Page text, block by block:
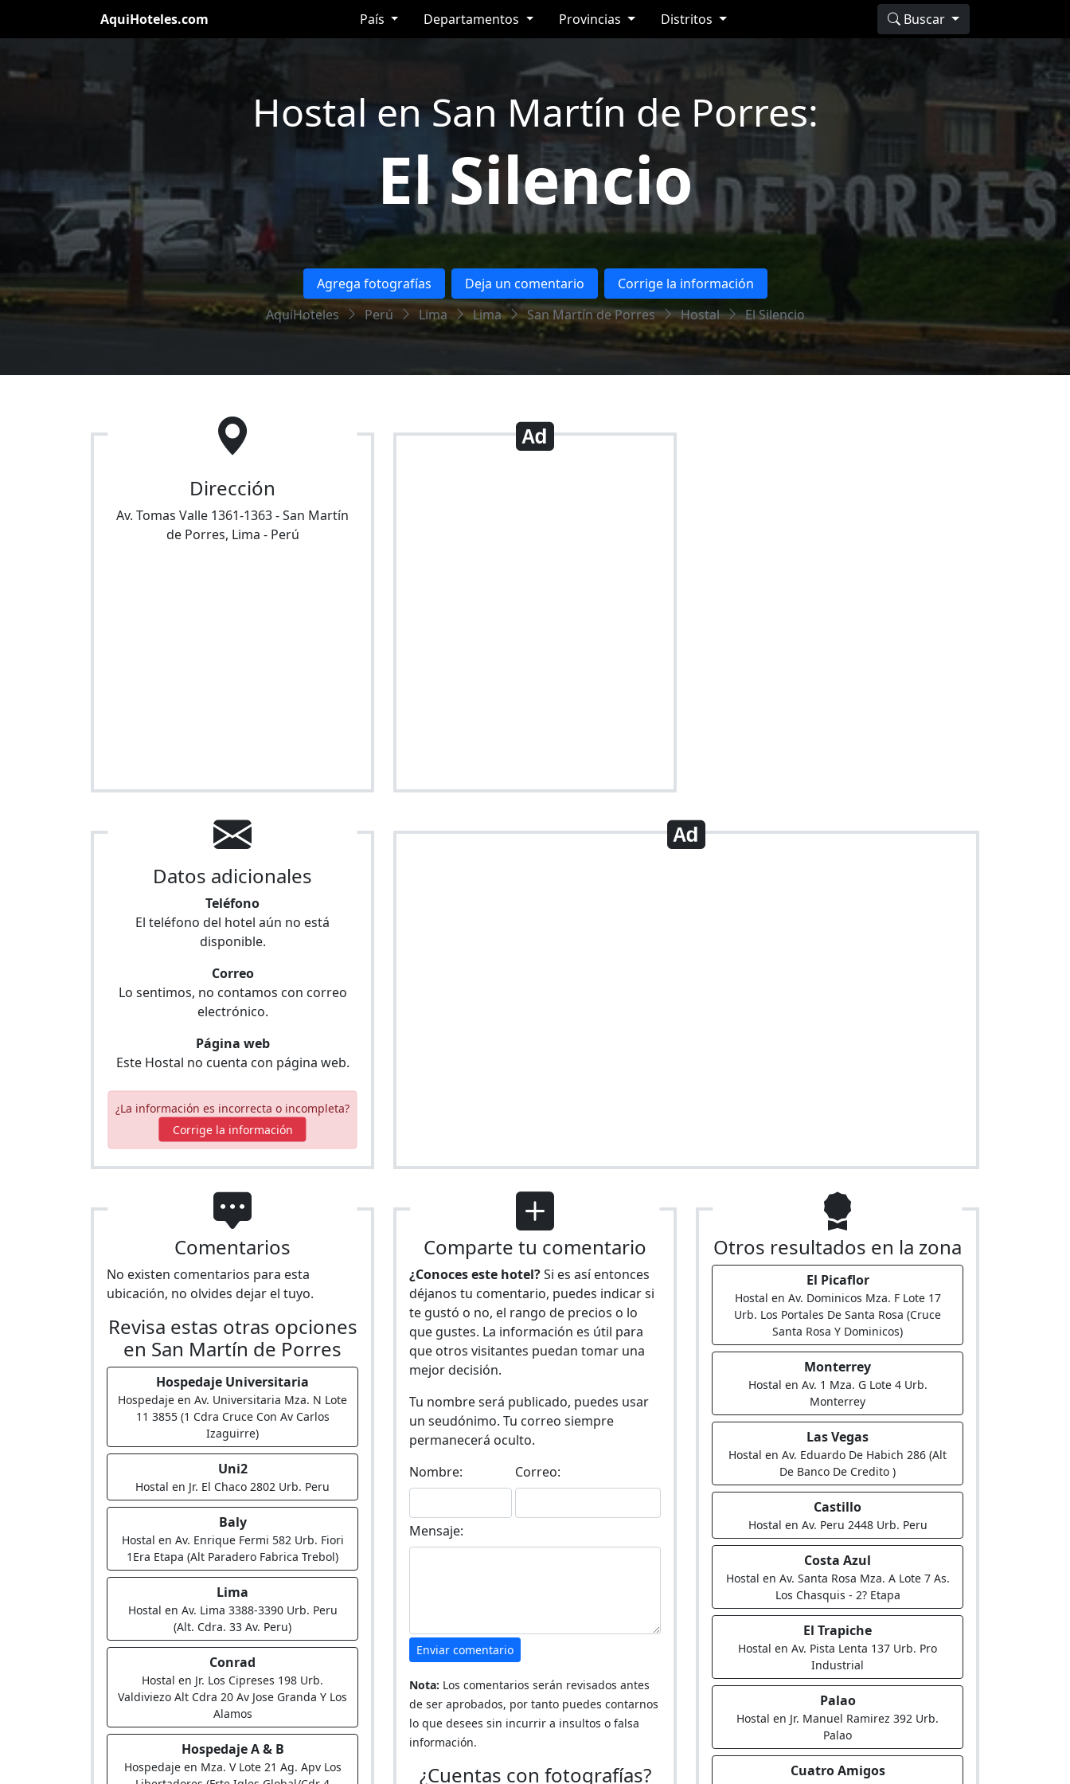
AquiHoteles.com País Departamentos Provincias Distritos Buscar
Hostal en San Martín de Porres:
El Silencio
Agrega fotografías Deja un comentario
Corrige la información
AquiHoteles
Perú Lima Lima San Martín de Porres Hostal El Silencio
Dirección
Av. Tomas Valle 1361-1363-San Martín
de Porres, Lima - Perú
Datos adicionales
Teléfono
El teléfono del hotel aún no está
disponible.
Correo
Lo sentimos, no contamos con correo
electrónico.
Página web
Este Hostal no cuenta con página web.
¿La información es incorrecta o incompleta?
Corrige la información
Comentarios
No existen comentarios para esta
ubicación, no olvides dejar el tuyo.
Revisa estas otras opciones
en San Martín de Porres
Hospedaje Universitaria
Hospedaje en Av. Universitaria Mza. N Lote
11 3855 (1 Cdra Cruce Con Av Carlos
Izaguirre)
Uni2
Hostal en Jr. El Chaco 2802 Urb. Peru
Baly
Hostal en Av. Enrique Fermi 582 Urb. Fiori
1Era Etapa (Alt Paradero Fabrica Trebol)
Lima
Hostal en Av. Lima 3388-3390 Urb. Peru
(Alt. Cdra. 33 Av. Peru)
Conrad
Hostal en Jr. Los Cipreses 198 Urb.
Valdiviezo Alt Cdra 20 Av Jose Granda Y Los
Alamos
Hospedaje A & B
Hospedaje en Mza. V Lote 21 Ag. Apv Los
Comparte tu comentario
¿Conoces este hotel?Si es así entonces
déjanos tu comentario, puedes indicar si
te gustó o no, el rango de precios o lo
que gustes. La información es útil para
que otros visitantes puedan tomar una
mejor decisión.
Tu nombre será publicado, puedes usar
un seudónimo. Tu correo siempre
permanecerá oculto.
Nombre:
Correo:
Mensaje:
Enviar comentario
Nota: Los comentarios serán revisados antes
de ser aprobados, por tanto puedes contarnos
lo que desees sin incurrir a insultos o falsa
información.
¿Cuentas con fotografías?
Otros resultados en la zona
El Picaflor
Hostal en Av. Dominicos Mza. F Lote 17
Urb. Los Portales De Santa Rosa (Cruce
Santa Rosa Y Dominicos)
Monterrey
Hostal en Av. 1 Mza. G Lote 4 Urb.
Monterrey
Las Vegas
Hostal en Av. Eduardo De Habich 286 (Alt
De Banco De Credito )
Castillo
Hostal en Av. Peru 2448 Urb. Peru
Costa Azul
Hostal en Av. Santa Rosa Mza. A Lote 7 As.
Los Chasquis - 2? Etapa
El Trapiche
Hostal en Av. Pista Lenta 137 Urb. Pro
Industrial
Palao
Hostal en Jr. Manuel Ramirez 392 Urb.
Palao
Cuatro Amigos